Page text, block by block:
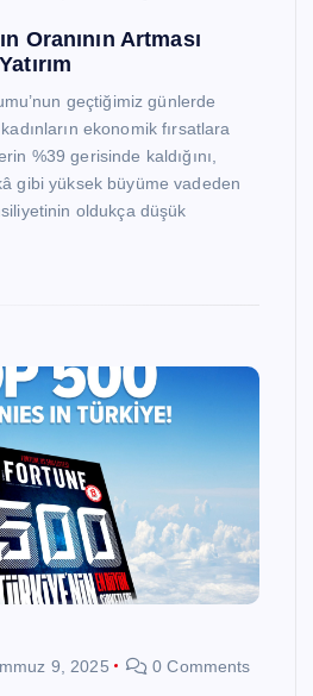
Oranının Artması
geçtiğimiz günlerde
ekonomik fırsatlara
%39 gerisinde kaldığını,
gibi yüksek büyüme vadeden
oldukça düşük
9, 2025 0 Comments